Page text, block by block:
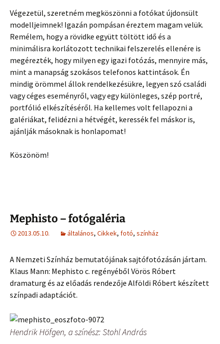
Végezetül, szeretném megköszönni a fotókat újdonsült
modelljeimnek! Igazán pompásan éreztem magam velük.
Remélem, hogy a rövidke együtt töltött idő és a
minimálisra korlátozott technikai felszerelés ellenére is
megérezték, hogy milyen egy igazi fotózás, mennyire más,
mint a manapság szokásos telefonos kattintások. Én
mindig örömmel állok rendelkezésükre, legyen szó családi
vagy céges eseményről, vagy egy különleges, szép portré,
portfólió elkészítéséről. Ha kellemes volt fellapozni a
galériákat, felidézni a hétvégét, keressék fel máskor is,
ajánlják másoknak is honlapomat!
Köszönöm!
Mephisto – fotógaléria
2013.05.10. általános, Cikkek, fotó, színház
A Nemzeti Színház bemutatójának sajtófotózásán jártam.
Klaus Mann: Mephisto c. regényéből Vörös Róbert
dramaturg és az előadás rendezője Alföldi Róbert készített
színpadi adaptációt.
Hendrik Höfgen, a színész: Stohl András